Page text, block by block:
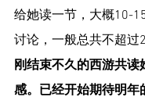
给她读一节，大概10-
讨论，一般总共不超过
刚结束不久的西游共读
感。已经开始期待明年